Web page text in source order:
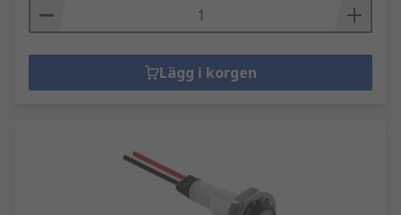
Lägg i korgen